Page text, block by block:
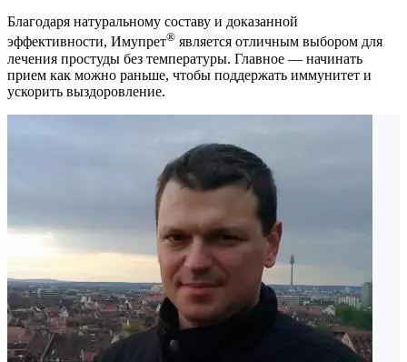
Благодаря натуральному составу и доказанной
эффективности, Имупрет® является отличным выбором для
лечения простуды без температуры. Главное — начинать
прием как можно раньше, чтобы поддержать иммунитет и
ускорить выздоровление.